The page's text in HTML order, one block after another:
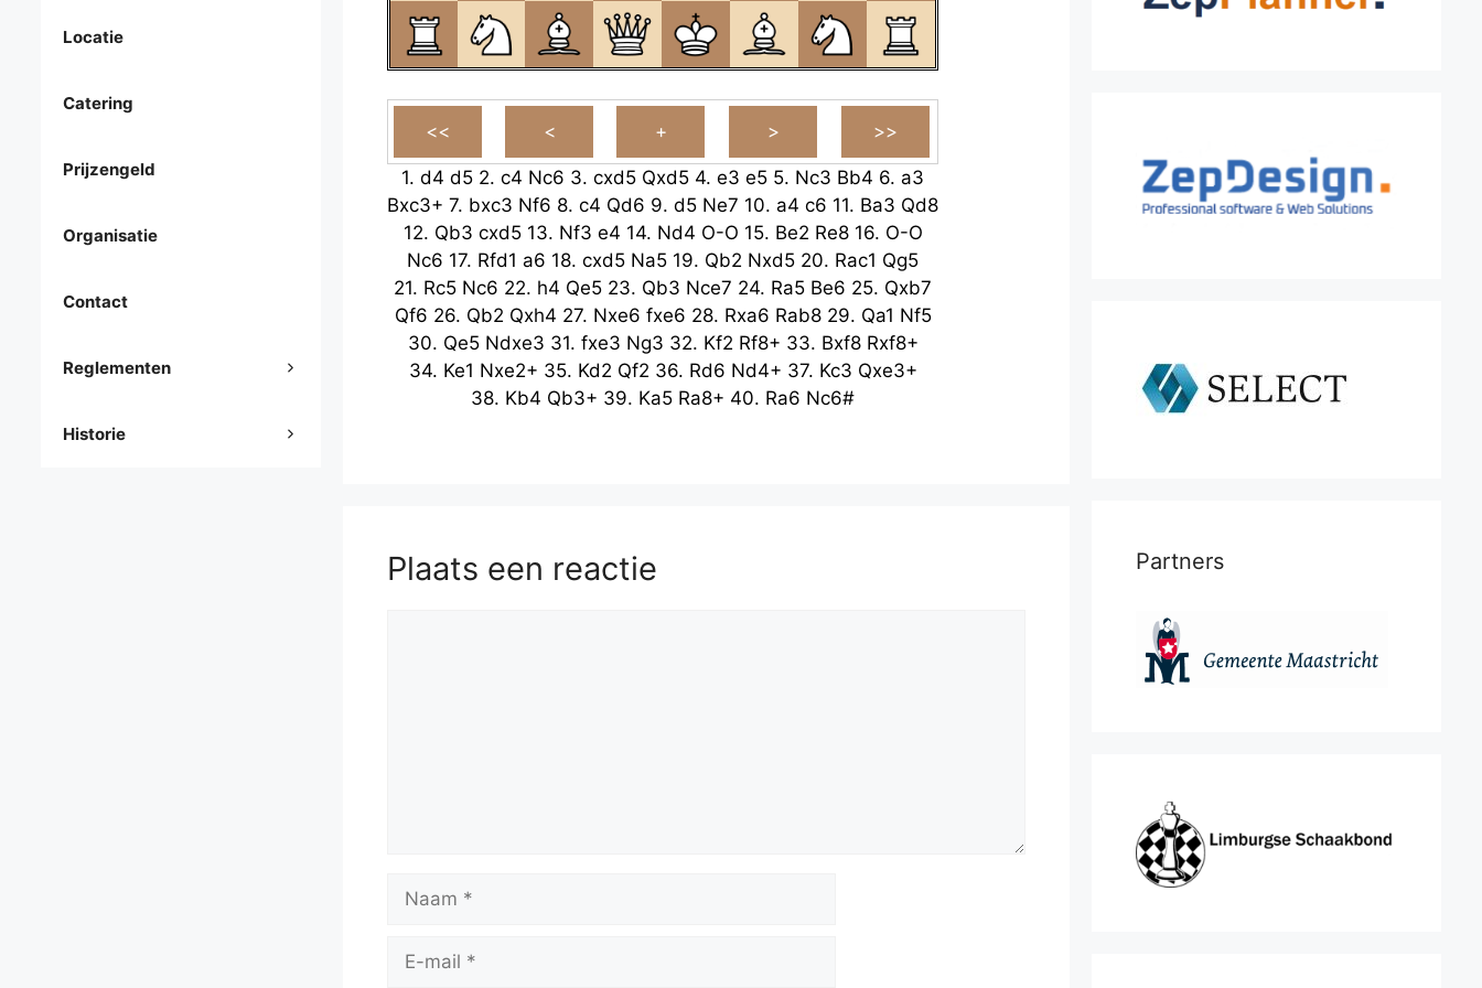
1. d4 d5 2. c4 Nc6 3. cxd5 Qxd5 4. e3 e5 5. Nc3 Bb4 6. a3
Bxc3+ 7. bxc3 Nf6 8. c4 Qd6 9. d5 Ne7 10. a4 c6 11. Ba3 Qd8
12. Qb3 cxd5 13. Nf3 e4 14. Nd4 O-O 15. Be2 Re8 16. O-O
Nc6 17. Rfd1 a6 18. cxd5 Na5 19. Qb2 Nxd5 20. Rac1 Qg5
21. Rc5 Nc6 22. h4 Qe5 23. Qb3 Nce7 24. Ra5 Be6 25. Qxb7
Qf6 26. Qb2 Qxh4 27. Nxe6 fxe6 28. Rxa6 Rab8 29. Qa1 Nf5
30. Qe5 Ndxe3 31. fxe3 Ng3 32. Kf2 Rf8+ 33. Bxf8 Rxf8+
34. Ke1 Nxe2+ 35. Kd2 Qf2 36. Rd6 Nd4+ 37. Kc3 Qxe3+
38. Kb4 Qb3+ 39. Ka5 Ra8+ 40. Ra6 Nc6#
Plaats een reactie
mail
Locatie
Catering
Prijzengeld
Organisatie
Contact
Reglementen
Historie
Partners